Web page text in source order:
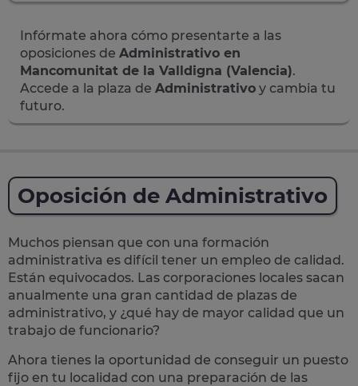
Infórmate ahora cómo presentarte a las
oposiciones de Administrativo en
Mancomunitat de la Valldigna (Valencia).
Accede a la plaza de Administrativo y cambia tu
futuro.
Oposición de Administrativo
Muchos piensan que con una formación
administrativa es difícil tener un empleo de calidad.
Están equivocados. Las corporaciones locales sacan
anualmente una gran cantidad de plazas de
administrativo, y ¿qué hay de mayor calidad que un
trabajo de funcionario?
Ahora tienes la oportunidad de conseguir un puesto
fijo en tu localidad con una preparación de las